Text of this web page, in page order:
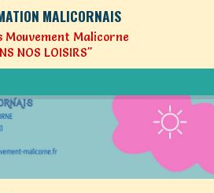
MALICORNAIS
Mouvement Malicorne
NOS LOISIRS"